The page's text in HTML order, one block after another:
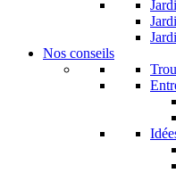
Nos conseils